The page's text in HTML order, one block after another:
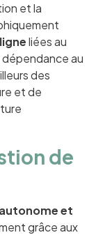
et la
liées au
au
des
et de
de
et
grâce aux